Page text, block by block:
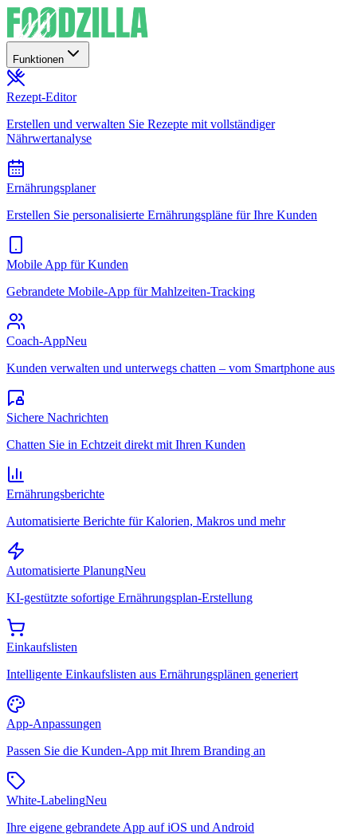
Funktionen
Rezept-Editor
Erstellen und verwalten Sie Rezepte mit vollständiger
Nährwertanalyse
Ernährungsplaner
Erstellen Sie personalisierte Ernährungspläne für Ihre Kunden
Mobile App für Kunden
Gebrandete Mobile-App für Mahlzeiten-Tracking
Coach-AppNeu
Kunden verwalten und unterwegs chatten – vom Smartphone aus
Sichere Nachrichten
Chatten Sie in Echtzeit direkt mit Ihren Kunden
Ernährungsberichte
Automatisierte Berichte für Kalorien, Makros und mehr
Automatisierte PlanungNeu
KI-gestützte sofortige Ernährungsplan-Erstellung
Einkaufslisten
Intelligente Einkaufslisten aus Ernährungsplänen generiert
App-Anpassungen
Passen Sie die Kunden-App mit Ihrem Branding an
White-LabelingNeu
Ihre eigene gebrandete App auf iOS und Android